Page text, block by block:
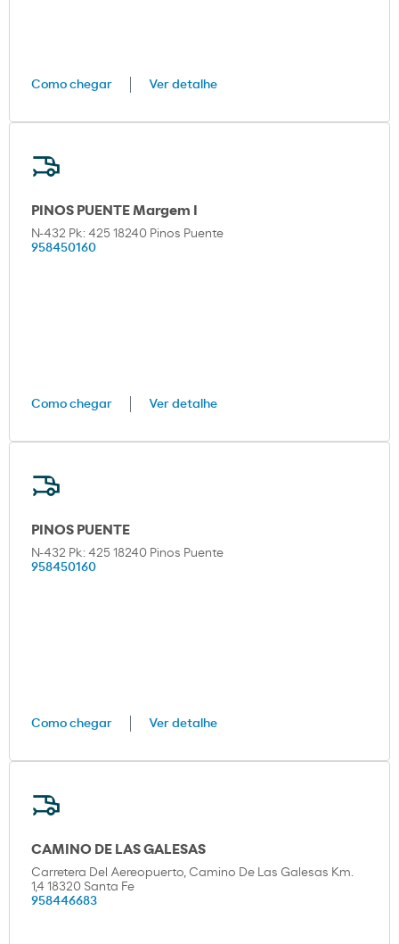
Como chegar Ver detalhe
PINOS PUENTE Margem I
N-432 Pk: 425 18240 Pinos Puente
958450160
Como chegar Ver detalhe
PINOS PUENTE
N-432 Pk: 425 18240 Pinos Puente
958450160
Como chegar Ver detalhe
CAMINO DE LAS GALESAS
Carretera Del Aereopuerto, Camino De Las Galesas Km.
1,4 18320 Santa Fe
958446683